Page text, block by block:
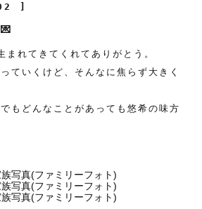
]
まれてきてくれてありがとう。
ていくけど、そんなに焦らず大きく
もどんなことがあっても悠希の味方